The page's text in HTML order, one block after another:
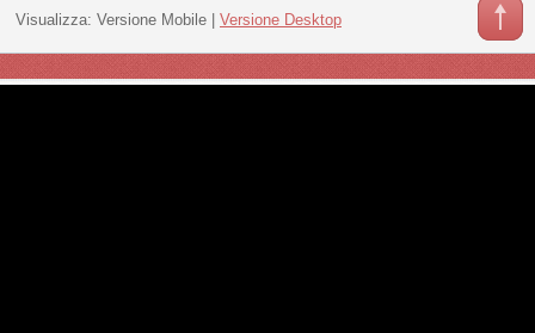
Visualizza: Versione Mobile| Versione Desktop